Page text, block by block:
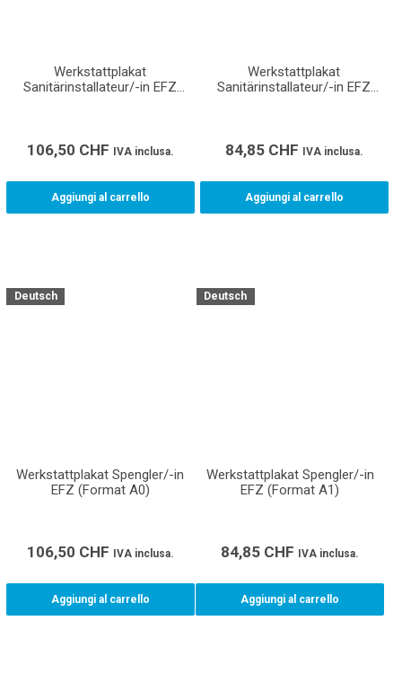
Werkstattplakat
Sanitärinstallateur/-in EFZ
106,50 CHF IVA inclusa.
Aggiungi al carrello
Werkstattplakat
Sanitärinstallateur/-in EFZ
84,85 CHF IVA inclusa.
Aggiungi al carrello
Deutsch
Werkstattplakat Spengler/-in
EFZ (Format A0)
106,50 CHF IVA inclusa.
Aggiungi al carrello
Deutsch
Werkstattplakat Spengler/-in
EFZ (Format A1)
84,85 CHF IVA inclusa.
Aggiungi al carrello